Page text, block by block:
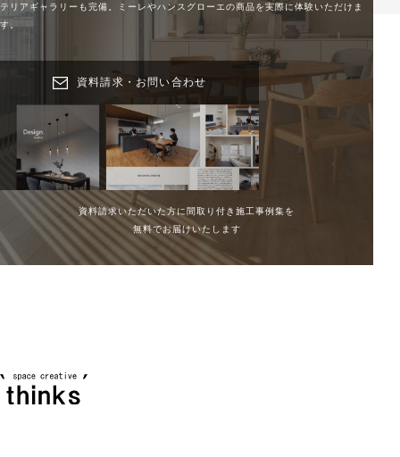
テリアギャラリーも完備。ミーレやハンスグローエの商品を実際に体験いただけま
す。
資料請求・お問い合わせ
資料請求いただいた方に間取り付き施工事例集を
無料でお届けいたします